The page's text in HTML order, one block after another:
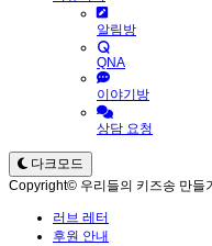
알림방
QNA
이야기방
상담 요청
다크모드
Copyright© 우리들의 키즈송 만들
러브 레터
후원 안내